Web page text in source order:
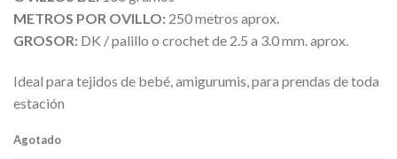
METROS POR OVILLO: 250 metros aprox.
GROSOR: DK / palillo o crochet de 2.5 a 3.0 mm. aprox.
Ideal para tejidos de bebé, amigurumis, para prendas de toda
estación
Agotado